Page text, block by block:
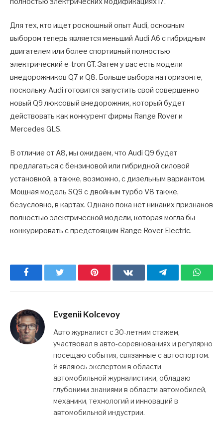
Для тех, кто ищет роскошный опыт Audi, основным
выбором теперь является меньший Audi A6 с гибридным
двигателем или более спортивный полностью
электрический e-tron GT. Затем у вас есть модели
внедорожников Q7 и Q8. Больше выбора на горизонте,
поскольку Audi готовится запустить свой совершенно
новый Q9 люксовый внедорожник, который будет
действовать как конкурент фирмы Range Rover и
Mercedes GLS.
В отличие от A8, мы ожидаем, что Audi Q9 будет
предлагаться с бензиновой или гибридной силовой
установкой, а также, возможно, с дизельным вариантом.
Мощная модель SQ9 с двойным турбо V8 также,
безусловно, в картах. Однако пока нет никаких признаков
полностью электрической модели, которая могла бы
конкурировать с предстоящим Range Rover Electric.
Facebook Pinterest ВКонтактеTelegram
Evgenii Kolcevoy
Авто журналист с 30-летним стажем,
участвовал в авто-соревнованиях и регулярно
посещаю события, связанные с автоспортом.
Я являюсь экспертом в области
автомобильной журналистики, обладаю
глубокими знаниями в области автомобилей,
механики, технологий и инноваций в
автомобильной индустрии.